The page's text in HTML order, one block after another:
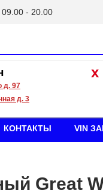
- 20.00
КОНТАКТЫ VIN
Great
x
д. 97
д. 3